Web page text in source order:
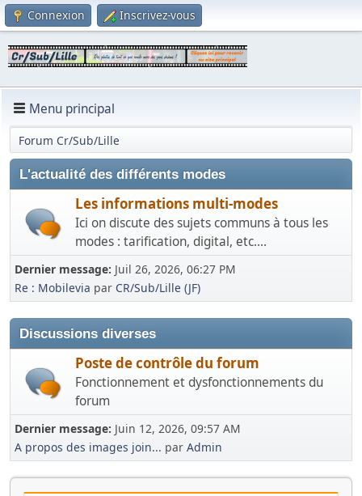
Connexion Inscrivez-vous
Menu principal
Forum Cr/Sub/Lille
L'actualité des différents modes
Les informations multi-modes
Ici on discute des sujets communs à tous les
modes : tarification, digital, etc....
Dernier message: Juil 26, 2026, 06:27 PM
Re : Mobilevia par CR/Sub/Lille (JF)
Discussions diverses
Poste de contrôle du forum
Fonctionnement et dysfonctionnements du
forum
Dernier message: Juin 12, 2026, 09:57 AM
A propos des images join... par Admin